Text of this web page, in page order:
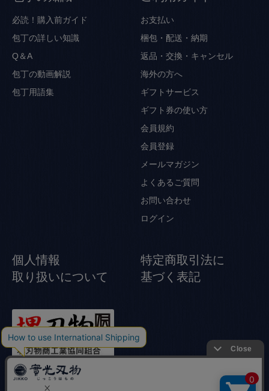
必読！購入前ガイド
包丁の詳しい知識
Q＆A
包丁の動画解説
包丁用語集
お支払い
梱包・配送・納期
返品・交換・キャンセル
海外の方へ
ギフトサービス
ギフト券の使い方
会員規約
会員登録
メールマガジン
よくあるご質問
お問い合わせ
ログイン
個人情報
取り扱いについて
特定商取引法に
基づく表記